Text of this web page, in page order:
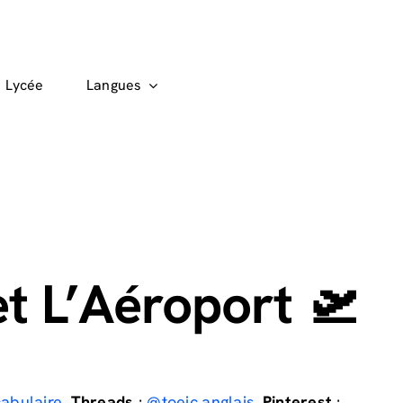
Lycée Langues
L’Aéroport 🛫